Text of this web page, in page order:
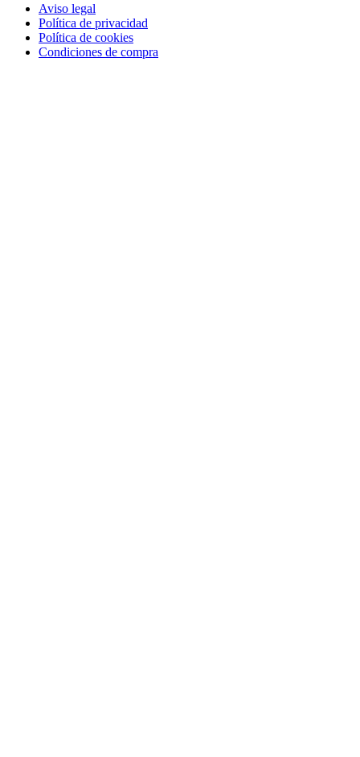
Aviso legal
Política de privacidad
Política de cookies
Condiciones de compra